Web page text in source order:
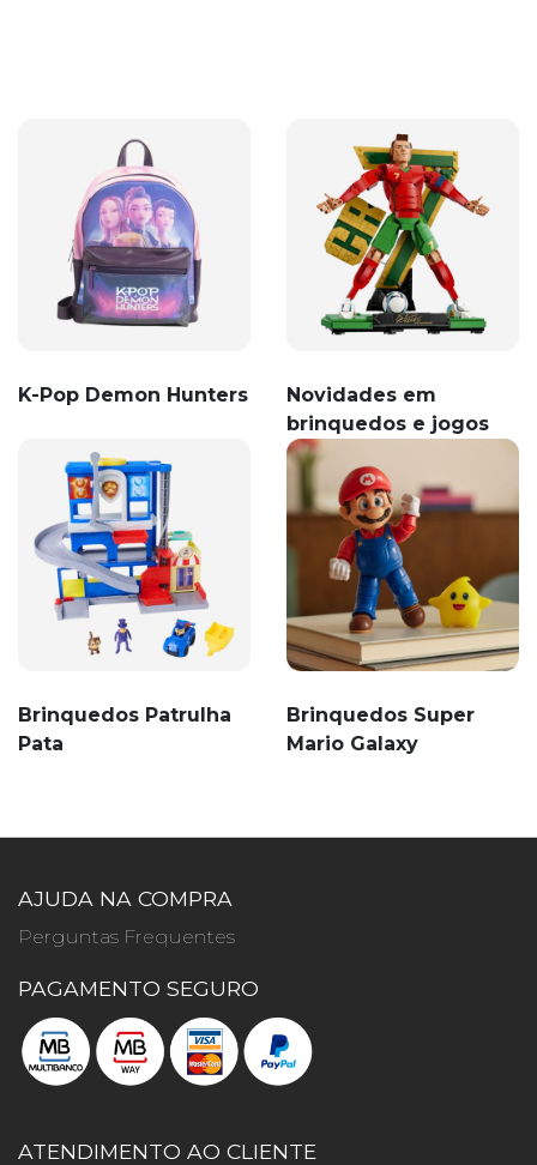
K-Pop Demon Hunters
Novidades em
brinquedos e jogos
Brinquedos Patrulha
Pata
Brinquedos Super
Mario Galaxy
AJUDA NA COMPRA
Perguntas Frequentes
PAGAMENTO SEGURO
ATENDIMENTO AO CLIENTE